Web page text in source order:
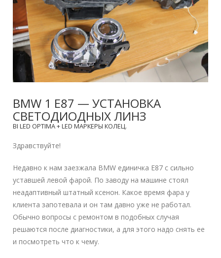
BMW 1 E87 — УСТАНОВКА
СВЕТОДИОДНЫХ ЛИНЗ
BI LED OPTIMA + LED МАРКЕРЫ КОЛЕЦ.
Здравствуйте!
Недавно к нам заезжала BMW единичка E87 с сильно
уставшей левой фарой. По заводу на машине стоял
неадаптивный штатный ксенон. Какое время фара у
клиента запотевала и он там давно уже не работал.
Обычно вопросы с ремонтом в подобных случая
решаются после диагностики, а для этого надо снять ее
и посмотреть что к чему.